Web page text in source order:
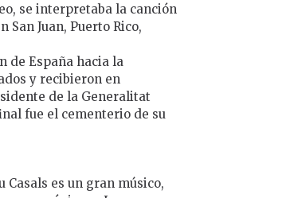
se interpretaba la canción
San Juan, Puerto Rico,
de España hacia la
y recibieron en
de la Generalitat
fue el cementerio de su
Casals es un gran músico,